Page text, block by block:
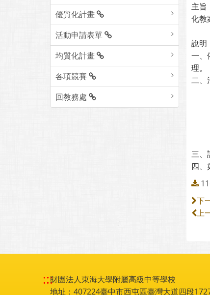
優質化計畫
活動申請表單
均質化計畫
各項競賽
回教務處
主旨
化教
說明
一、
理。
二、
三、
四、
下
上
:::財團法人東海大學附屬高級中等學校
地址：407224臺中市西屯區臺灣大道四段